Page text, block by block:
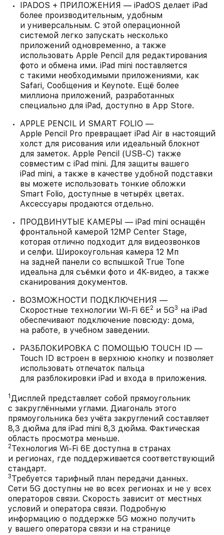
IPADOS + ПРИЛОЖЕНИЯ — iPadOS делает iPad
более производительным, удобным
и универсальным. С этой операционной
системой легко запускать несколько
приложений одновременно, а также
использовать Apple Pencil для редактирования
фото и обмена ими. iPad mini поставляется
с такими необходимыми приложениями, как
Safari, Сообщения и Keynote. Ещё более
миллиона приложений, разработанных
специально для iPad, доступно в App Store.
APPLE PENCIL И SMART FOLIO —
Apple Pencil Pro превращает iPad Air в настоящий
холст для рисования или идеальный блокнот
для заметок. Apple Pencil (USB-C) также
совместим с iPad mini. Для защиты вашего
iPad mini, а также в качестве удобной подставки
вы можете использовать тонкие обложки
Smart Folio, доступные в четырёх цветах.
Аксессуары продаются отдельно.
ПРОДВИНУТЫЕ КАМЕРЫ — iPad mini оснащён
фронтальной камерой 12MP Center Stage,
которая отлично подходит для видеозвонков
и селфи. Широкоугольная камера 12 Мп
на задней панели со вспышкой True Tone
идеальна для съёмки фото и 4K‑видео, а также
сканирования документов.
ВОЗМОЖНОСТИ ПОДКЛЮЧЕНИЯ —
Скоростные технологии Wi-Fi 6E2 и 5G3 на iPad
обеспечивают подключение повсюду: дома,
на работе, в учебном заведении.
РАЗБЛОКИРОВКА С ПОМОЩЬЮ TOUCH ID —
Touch ID встроен в верхнюю кнопку и позволяет
использовать отпечаток пальца
для разблокировки iPad и входа в приложения.
1 Дисплей представляет собой прямоугольник
с закруглёнными углами. Диагональ этого
прямоугольника без учёта закруглений составляет
8,3 дюйма для iPad mini 8,3 дюйма. Фактическая
область просмотра меньше.
2Технология Wi‑Fi 6E доступна в странах
и регионах, где поддерживается соответствующий
стандарт.
3Требуется тарифный план передачи данных.
Сети 5G доступны не во всех регионах и не у всех
операторов связи. Скорость зависит от местных
условий и оператора связи. Подробную
информацию о поддержке 5G можно получить
у вашего оператора связи и на странице